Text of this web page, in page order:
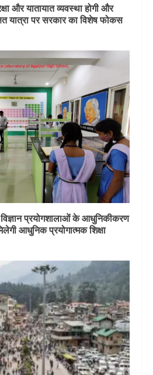
और यातायात व्यवस्था होगी और
यात्रा पर सरकार का विशेष फोकस
प्रयोगशालाओं के आधुनिकीकरण
आधुनिक प्रयोगात्मक शिक्षा